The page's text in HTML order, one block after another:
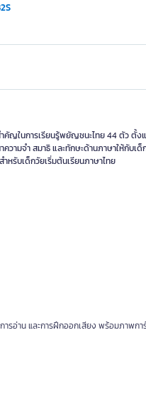
คัญในการเรียนรู้พยัญชนะไทย 44 ตัว ตั้
ามจำ สมาธิ และทักษะด้านภาษาให้กับเ
หรับเด็กวัยเริ่มต้นเรียนภาษาไทย
รอ่าน และการฝึกออกเสียง พร้อมภาพก